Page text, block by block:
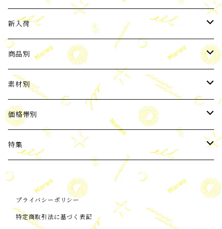
新入荷
2024年3月新入荷
2024年4月新入荷
2024年5月新入荷
2024年6月新入荷
2024年7月新入荷
2024年8月新入荷
商品別
ピアス
イヤーカフ
ネックレス
ブレスレット
ノンホールピアス(イヤリング)
素材別
パール
バロックパール
天然石
ブルー系 天然石
ピンク・赤系天然石
Silver925
Silver925+Gold Coating
価格帯別
3,000円以下
3,001～6,000円
6,001～10,000円
特集
ビーチコレクション
ORIGNAL
ORIGNAL
プライバシーポリシー
特定商取引法に基づく表記